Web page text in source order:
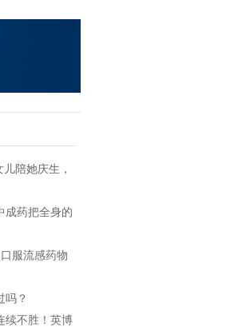
陪她庆生，
成药把全身的
服流感药物
吗？
续不胜！英博